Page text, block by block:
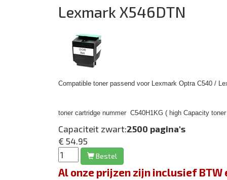
Lexmark X546DTN
Compatible toner passend voor Lexmark Optra C540 /
toner cartridge nummer C540H1KG ( high Capacity
Capaciteit zwart:2500 pagina's
€ 54.95
Bestel
Al onze prijzen zijn inclusief